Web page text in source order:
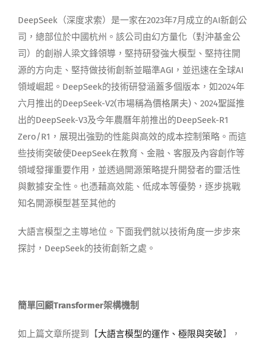
DeepSeek（深度求索） 是一家在2023年7月成立的AI新創公
司，總部位於中國杭州。該公司由幻方量化 （對沖基金公
司） 的創辦人梁文鋒領導，堅持研發強大模型、堅持往開
源的方向走、堅持做技術創新並瞄準AGI，並迅速在全球AI
領域崛起。 DeepSeek的技術研發涵蓋多個版本， 如2024年
六月推出的DeepSeek-V2(市場稱為價格屠夫)、2024聖誕推
出的DeepSeek-V3及今年農曆年前推出的DeepSeek-R1
Zero/R1 ，展現出強勁的性能與高效的成本控制策略。而這
些技術突破使DeepSeek在教育、金融、客服及內容創作等
領域發揮重要作用，並透過開源策略提升開發者的靈活性
與數據安全性。也憑藉高效能、低成本等優勢，逐步挑戰
知名開源模型甚至其他的
大語言模型之主導地位。 下面我們就以技術角度一步步來
探討， DeepSeek的技術創新之處。
簡單回顧Transformer架構機制
如上篇文章所提到 【大語言模型的運作、極限與突破】
，